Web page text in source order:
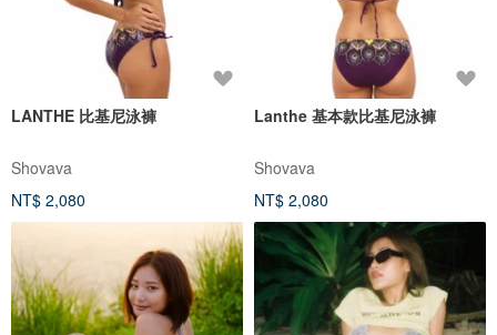
LANTHE 比基尼泳褲
Shovava
NT$ 2,080
Lanthe 基本款比基尼泳褲
Shovava
NT$ 2,080